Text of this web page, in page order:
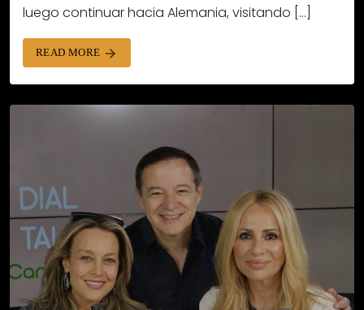
luego continuar hacia Alemania, visitando […]
READ MORE arrow_forward